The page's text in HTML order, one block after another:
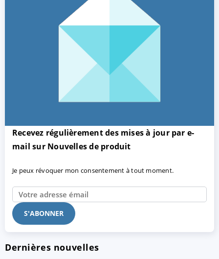
Recevez régulièrement des mises à jour par e-
mail sur Nouvelles de produit
Je peux révoquer mon consentement à tout moment.
Dernières nouvelles
PARAMETRER
Mentions légales Protection des données